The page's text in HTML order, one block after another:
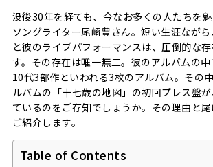
没後30年を経ても、今なお多くの人たちを
ソングライター尾崎豊さん。短い生涯なが
と彼のライブパフォーマンスは、圧倒的な
す。その存在は唯一無二。彼のアルバムの中
10代3部作といわれる3枚のアルバム。その
ルバムの「十七歳の地図」の初回プレス盤
ているのをご存知でしょうか。その理由と
ご紹介します。
Table of Contents